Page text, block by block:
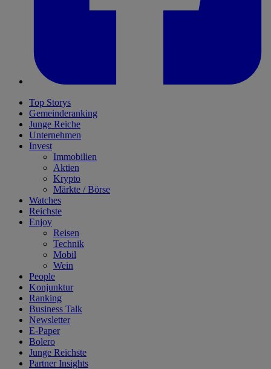
Top Storys
Gemeinderanking
Junge Reiche
Unternehmen
Invest
Immobilien
Aktien
Krypto
Märkte / Börse
Watches
Reichste
Enjoy
Reisen
Technik
Mobil
Wein
People
Konjunktur
Ranking
Business Talk
Newsletter
E-Paper
Bolero
Junge Reichste
Partner Insights